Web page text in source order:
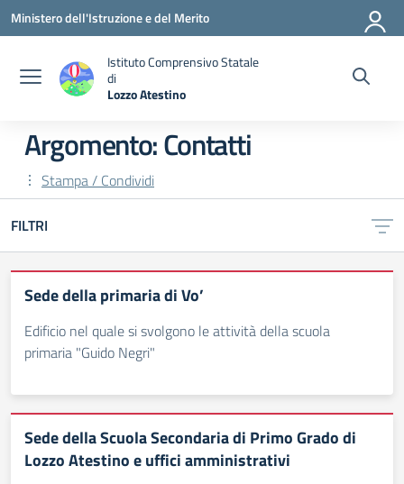
Vai ai contenuti
Vai al menu di navigazione
Vai al footer
Ministero dell'Istruzione e del Merito
Istituto Comprensivo Statale
di
Lozzo Atestino
Argomento: Contatti
Stampa / Condividi
FILTRI
Sede della primaria di Vo’
Edificio nel quale si svolgono le attività della scuola
primaria "Guido Negri"
Sede della Scuola Secondaria di Primo Grado di
Lozzo Atestino e uffici amministrativi